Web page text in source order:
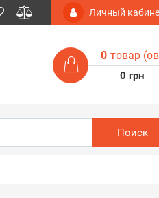
Личный
0 товар
0 грн
Поиск